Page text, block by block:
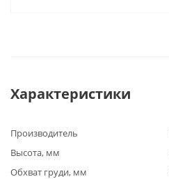
Характеристики
Производитель
Высота, мм
Обхват груди, мм